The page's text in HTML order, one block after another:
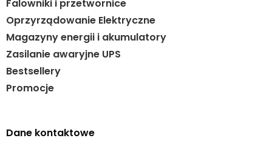
Falowniki i przetwornice
Oprzyrządowanie Elektryczne
Magazyny energii i akumulatory
Zasilanie awaryjne UPS
Bestsellery
Promocje
Dane kontaktowe